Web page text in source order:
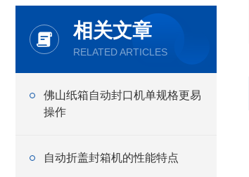
相关文章
RELATED ARTICLES
佛山纸箱自动封口机单规格更易
操作
自动折盖封箱机的性能特点